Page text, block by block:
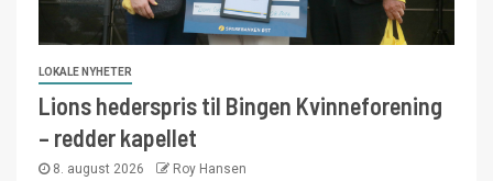
LOKALE NYHETER
Lions hederspris til Bingen Kvinneforening
– redder kapellet
8. august 2026 Roy Hansen